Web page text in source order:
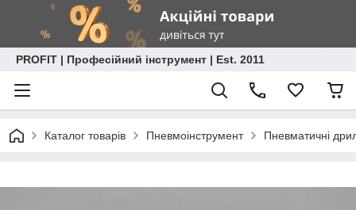
PROFIT | Професійний інструмент | Est. 2011
Каталог товарів Пневмоінструмент Пневматичні